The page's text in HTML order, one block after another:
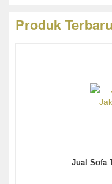
Produk Terbaru
Jual Sofa